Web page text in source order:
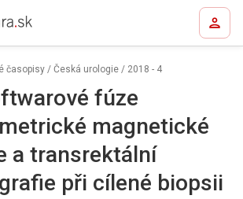
časopisy / Česká urologie / 2018 - 4
fúze
magnetické
a transrektální
při cílené biopsii